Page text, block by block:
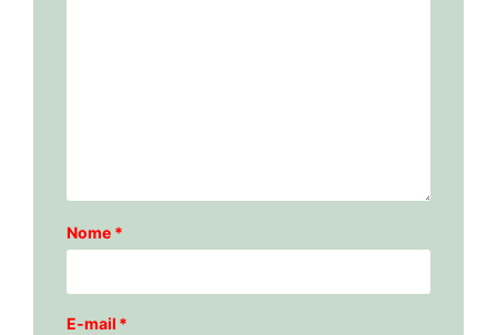
Nome *
E-mail *